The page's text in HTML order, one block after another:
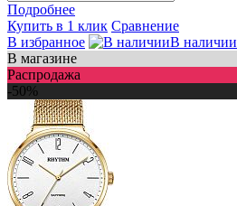
Подробнее
Купить в 1 клик Сравнение
В избранное
В наличии
В магазине
Распродажа
-50%